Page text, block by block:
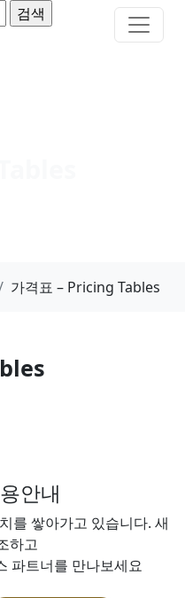
가격표 – Pricing Tables
안내
를 쌓아가고 있습니다. 새
하고
파트너를 만나보세요